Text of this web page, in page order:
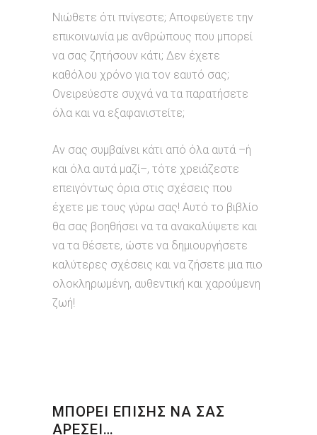
Νιώθετε ότι πνίγεστε; Αποφεύγετε την
επικοινωνία με ανθρώπους που μπορεί
να σας ζητήσουν κάτι; Δεν έχετε
καθόλου χρόνο για τον εαυτό σας;
Ονειρεύε­στε συχνά να τα παρατήσετε
όλα και να εξαφανιστείτε;
Αν σας συμβαίνει κάτι από όλα αυτά –ή
και όλα αυτά μαζί–, τότε χρειάζεστε
επειγόντως όρια στις σχέσεις που
έχετε με τους γύρω σας! Αυτό το βιβλίο
θα σας βοηθήσει να τα ανακαλύψετε και
να τα θέσετε, ώστε να δημιουργήσετε
καλύτερες σχέσεις και να ζήσετε μια πιο
ολοκληρωμένη, αυθεντική και χαρούμενη
ζωή!
ΜΠΟΡΕΙ ΕΠΙΣΗΣ ΝΑ ΣΑΣ
ΑΡΕΣΕΙ…